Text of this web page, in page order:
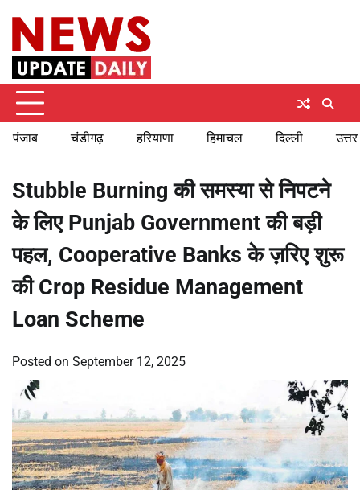
content
पंजाब चंडीगढ़ हरियाणा हिमाचल दिल्ली
Stubble Burning की समस्या से निपटने
के लिए Punjab Government की बड़ी
पहल, Cooperative Banks के ज़रिए शुरू
की Crop Residue Management
Loan Scheme
Posted on September 12, 2025